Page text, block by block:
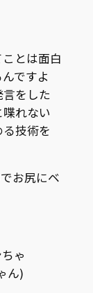
ことは面白
ですよ
をした
喋れない
技術を
お尻にベ
ゃ
ん)